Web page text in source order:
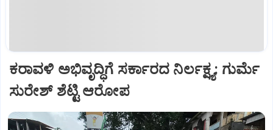
ಕರಾವಳಿ ಅಭಿವೃದ್ಧಿಗೆ ಸರ್ಕಾರದ ನಿರ್ಲಕ್ಷ್ಯ: ಗುರ್ಮೆ
ಸುರೇಶ್ ಶೆಟ್ಟಿ ಆರೋಪ